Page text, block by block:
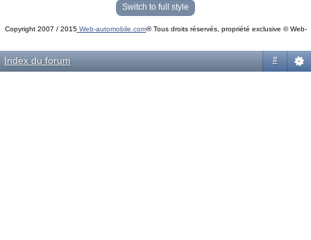
« phpBB Gallery » - Traduction française par
darky
Switch to full style
Copyright 2007 / 2015Web-automobile.com® Tous droits réservés, propriété exclusive © Web-
Index du forum #